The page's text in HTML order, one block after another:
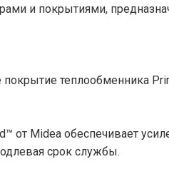
и покрытиями,
теплообменника
от Midea обеспечивает
срок службы.